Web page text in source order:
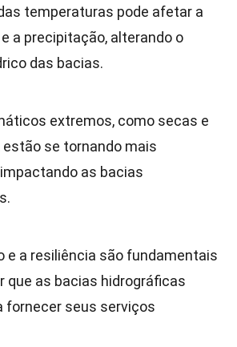
temperaturas pode afetar a
a precipitação, alterando o
das bacias.
extremos, como secas e
estão se tornando mais
as bacias
e a resiliência são fundamentais
que as bacias hidrográficas
fornecer seus serviços